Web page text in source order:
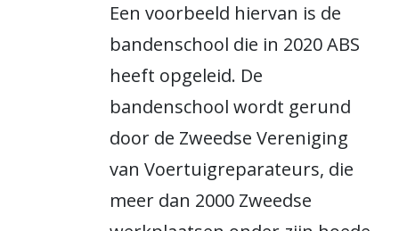
Een voorbeeld hiervan is de
bandenschool die in 2020 ABS
heeft opgeleid. De
bandenschool wordt gerund
door de Zweedse Vereniging
van Voertuigreparateurs, die
meer dan 2000 Zweedse